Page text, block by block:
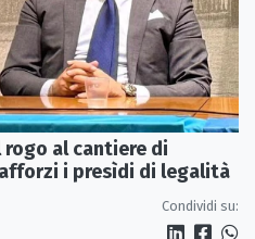
rogo al cantiere di
i presìdi di legalità
Condividi su: